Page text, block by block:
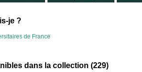
je ?
de France
dans la collection (229)